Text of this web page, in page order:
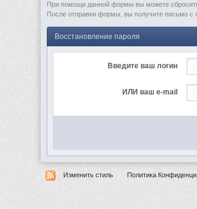
При помощи данной формы вы можете
После отправки формы, вы получите письмо с
Восстановление пароля
Введите ваш логин
ИЛИ ваш e-mail
Изменить стиль Политика